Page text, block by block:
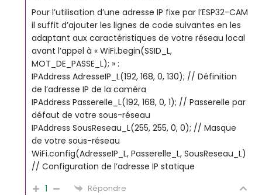
Pour l’utilisation d’une adresse IP fixe par l’ESP32-CAM
il suffit d’ajouter les lignes de code suivantes en les
adaptant aux caractéristiques de votre réseau local
avant l’appel à « WiFi.begin(SSID_L,
MOT_DE_PASSE_L); » :
IPAddress AdresseIP_L(192, 168, 0, 130); // Définition
de l’adresse IP de la caméra
IPAddress Passerelle_L(192, 168, 0, 1); // Passerelle par
défaut de votre sous-réseau
IPAddress SousReseau_L(255, 255, 0, 0); // Masque
de votre sous-réseau
WiFi.config(AdresseIP_L, Passerelle_L, SousReseau_L)
// Configuration de l’adresse IP statique
1
Répondre